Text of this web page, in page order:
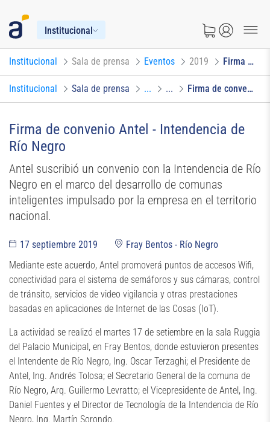
Institucional
Institucional Sala de prensa Eventos 2019 Firma de convenio Antel - Intendencia de Río Negro
Institucional Sala de prensa ... ... Firma de convenio Antel - Intendencia de Río Negro
Firma de convenio Antel - Intendencia de
Río Negro
Antel suscribió un convenio con la Intendencia de Río
Negro en el marco del desarrollo de comunas
inteligentes impulsado por la empresa en el territorio
nacional.
17 septiembre 2019
Fray Bentos - Río Negro
Mediante este acuerdo, Antel promoverá puntos de accesos Wifi,
conectividad para el sistema de semáforos y sus cámaras, control
de tránsito, servicios de video vigilancia y otras prestaciones
basadas en aplicaciones de Internet de las Cosas (IoT).
La actividad se realizó el martes 17 de setiembre en la sala Ruggia
del Palacio Municipal, en Fray Bentos, donde estuvieron presentes
el Intendente de Río Negro, Ing. Oscar Terzaghi; el Presidente de
Antel, Ing. Andrés Tolosa; el Secretario General de la comuna de
Río Negro, Arq. Guillermo Levratto; el Vicepresidente de Antel, Ing.
Daniel Fuentes y el Director de Tecnología de la Intendencia de Río
Negro, Ing. Martín Sorondo.